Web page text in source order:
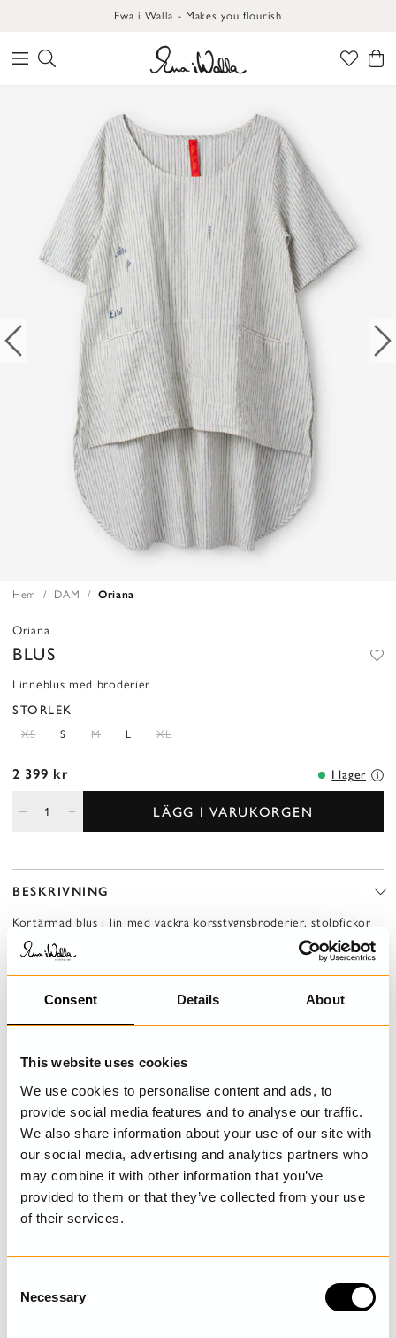
Consent Details About
This website uses cookies
We use cookies to personalise content and ads, to
provide social media features and to analyse our traffic.
We also share information about your use of our site with
our social media, advertising and analytics partners who
may combine it with other information that you’ve
provided to them or that they’ve collected from your use
of their services.
Necessary
Ewa i Walla - Makes you flourish
Hem DAM Oriana
Oriana
BLUS
Linneblus med broderier
STORLEK
XS S M L XL
2 399 kr I lager
LÄGG I VARUKORGEN
BESKRIVNING
Kortärmad blus i lin med vackra korsstygnsbroderier, stolpfickor
fram och sprund i sidsöm.
DETALJER
STORLEKSGUIDE
SENAST BESÖKTA